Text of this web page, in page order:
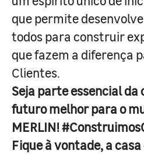
que permite
todos para construir
que fazem a diferença
Clientes.
Seja parte essencial
futuro melhor para o
MERLIN!
Fique à vontade, a casa